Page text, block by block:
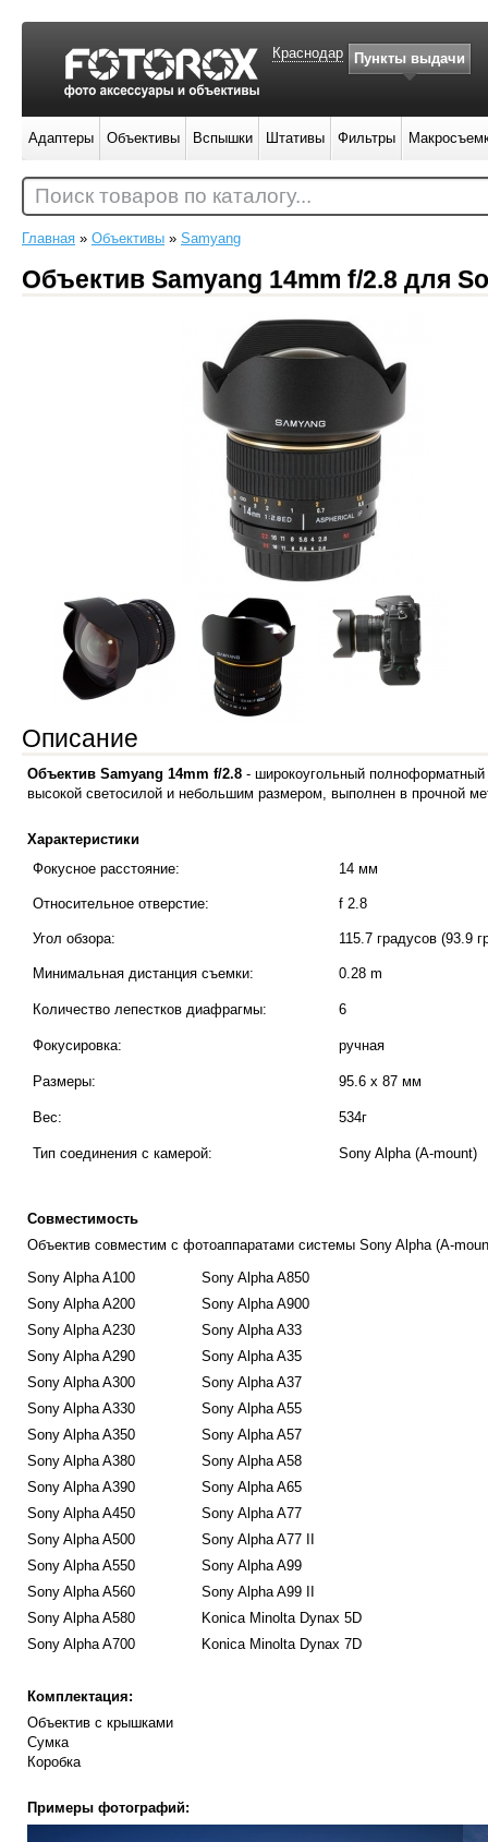
Главная » Объективы » Samyang
Объектив Samyang 14mm f/2.8 для
Описание
Объектив Samyang 14mm f/2.8 - широкоугольный
высокой светосилой и небольшим размером, выполнен в прочной
Характеристики
Фокусное расстояние:
14 мм
Относительное отверстие: f 2.8
Угол обзора: 115.7 градусов (93.9
Минимальная дистанция съемки: 0.28 m
Количество лепестков диафрагмы: 6
Фокусировка: ручная
Размеры: 95.6 x 87 мм
Вес: 534г
Тип соединения с камерой: Sony Alpha (A-mount)
Совместимость
Объектив совместим с фотоаппаратами системы Sony Alpha (A-
Sony Alpha A100
Sony Alpha A200
Sony Alpha A230
Sony Alpha A290
Sony Alpha A300
Sony Alpha A330
Sony Alpha A350
Sony Alpha A380
Sony Alpha A390
Sony Alpha A450
Sony Alpha A500
Sony Alpha A550
Sony Alpha A560
Sony Alpha A580
Sony Alpha A700
Sony Alpha A850
Sony Alpha A900
Sony Alpha A33
Sony Alpha A35
Sony Alpha A37
Sony Alpha A55
Sony Alpha A57
Sony Alpha A58
Sony Alpha A65
Sony Alpha A77
Sony Alpha A77 II
Sony Alpha A99
Sony Alpha A99 II
Konica Minolta Dynax 5D
Konica Minolta Dynax 7D
Комплектация:
Объектив с крышками
Сумка
Коробка
Примеры фотографий:
Краснодар Пункты выдачи
Адаптеры Объективы Вспышки Штативы Фильтры
Поиск товаров по каталогу...